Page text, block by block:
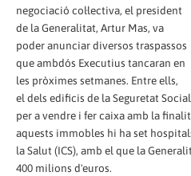
negociació col·lectiva, el president
de la Generalitat, Artur Mas, va
poder anunciar diversos traspassos
que ambdós Executius tancaran en
les pròximes setmanes. Entre ells,
el dels edificis de la Seguretat
per a vendre i fer caixa amb la
aquests immobles hi ha set
la Salut (ICS), amb el que la
400 milions d'euros.